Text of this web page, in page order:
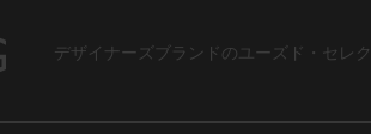
デザイナーズブランドのユーズド・セレ